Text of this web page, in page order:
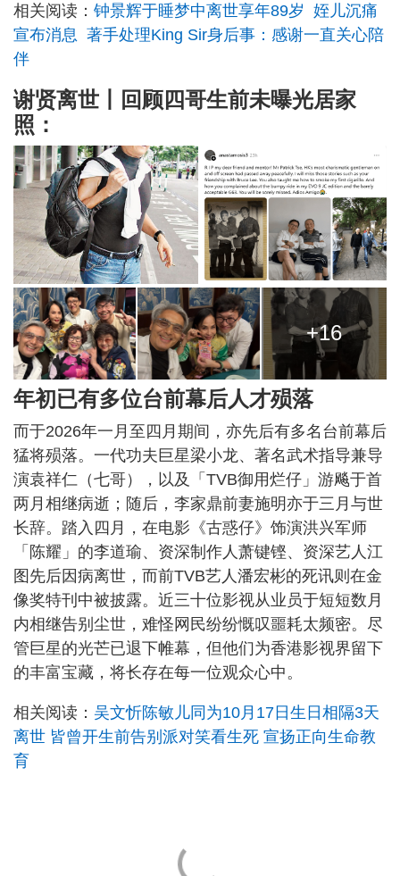
相关阅读： 钟景辉于睡梦中离世享年89岁 姪儿沉痛
宣布消息 著手处理King Sir身后事：感谢一直关心陪
伴
谢贤离世丨回顾四哥生前未曝光居家
照：
+16
年初已有多位台前幕后人才殒落
而于2026年一月至四月期间，亦先后有多名台前幕后
猛将殒落。一代功夫巨星梁小龙、著名武术指导兼导
演袁祥仁（七哥），以及「TVB御用烂仔」游飚于首
两月相继病逝；随后，李家鼎前妻施明亦于三月与世
长辞。踏入四月，在电影《古惑仔》饰演洪兴军师
「陈耀」的李道瑜、资深制作人萧键铿、资深艺人江
图先后因病离世，而前TVB艺人潘宏彬的死讯则在金
像奖特刊中被披露。近三十位影视从业员于短短数月
内相继告别尘世，难怪网民纷纷慨叹噩耗太频密。尽
管巨星的光芒已退下帷幕，但他们为香港影视界留下
的丰富宝藏，将长存在每一位观众心中。
相关阅读： 吴文忻陈敏儿同为10月17日生日相隔3天
离世 皆曾开生前告别派对笑看生死 宣扬正向生命教
育